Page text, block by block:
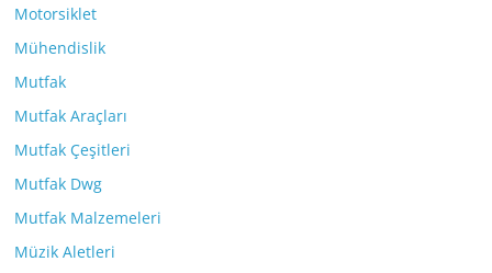
Motorsiklet
Mühendislik
Mutfak
Mutfak Araçları
Mutfak Çeşitleri
Mutfak Dwg
Mutfak Malzemeleri
Müzik Aletleri